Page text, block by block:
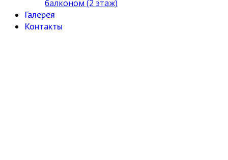
балконом (2 этаж)
Галерея
Контакты